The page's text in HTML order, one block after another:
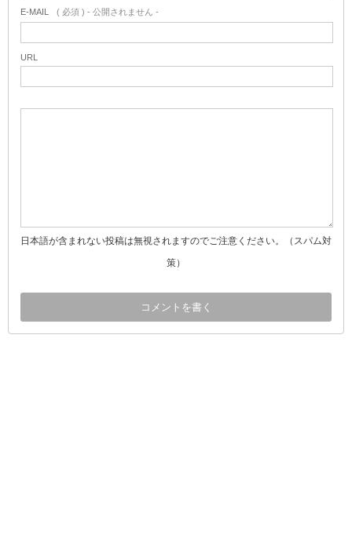
E-MAIL ( 必須 ) - 公開されません -
URL
日本語が含まれない投稿は無視されますのでご注意ください。（スパム対
策）